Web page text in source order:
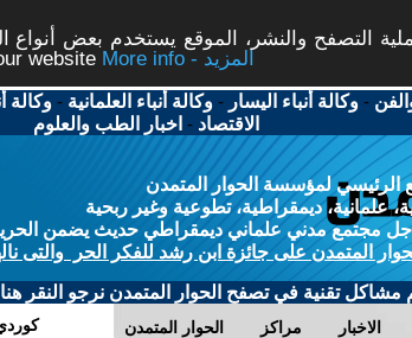
التصفح والنشر، الموقع يستخدم بعض أنواع
website
More info - المزيد
-وكالة أنباء اليسار -وكالة أنباء العلمانية -وكالة
الاقتصاد - اخبار الطب والعلوم
الرئيسي لمؤسسة الحوار المتمدن
علمانية، ديمقراطية، تطوعية وغير ربحية
مجتمع مدني علماني ديمقراطي حديث يضمن الحرية
المتمدن على جائزة ابن رشد للفكر الحر والتى
مشاكل تقنية في تصفح الحوار المتمدن نرجو النقر
الحوار المتمدن مراكز الاخبار